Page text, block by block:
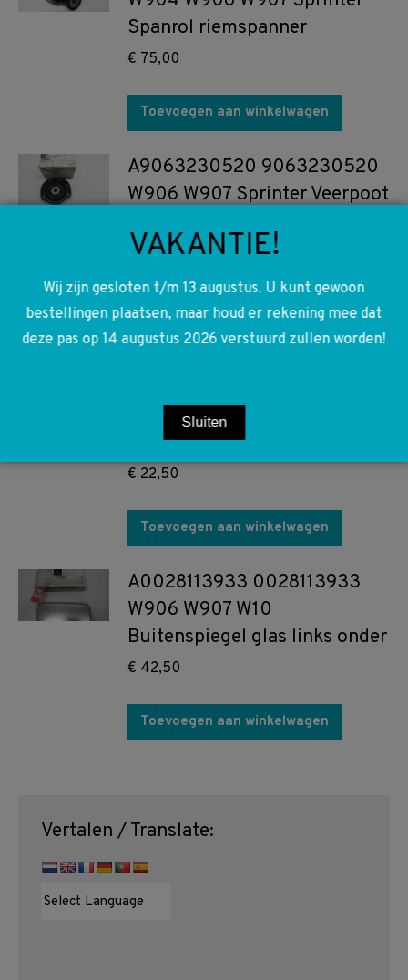
Spanrol riemspanner
€ 75,00
Toevoegen aan winkelwagen
A9063230520 9063230520
W906 W907 Sprinter Veerpoot
€45,00
Toevoegen aan winkelwagen
W904 W906 W907
Inlaatluchtleiding
€ 22,50
Toevoegen aan winkelwagen
A0028113933 0028113933
W906 W907 W10
Buitenspiegel glas links onder
€ 42,50
Toevoegen aan winkelwagen
Vertalen / Translate:
VAKANTIE!
Wij zijn gesloten t/m 13 augustus. U kunt gewoon
bestellingen plaatsen, maar houd er rekening mee dat
deze pas op 14 augustus 2026 verstuurd zullen worden!
Sluiten